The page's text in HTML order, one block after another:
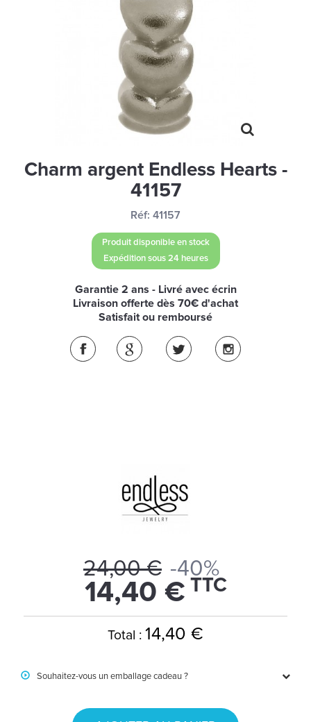
SWAROVSKI
BONNES AFFAIRES
CARTES CADEAUX
IDÉE CADEAUX
QUI SOMMES NOUS
Charm argent Endless Hearts -
41157
Réf: 41157
Produit disponible en stock
Expédition sous 24 heures
Garantie 2 ans - Livré avec écrin
Livraison offerte dès 70€ d'achat
Satisfait ou remboursé
24,00 € -40%
14,40 € TTC
Total : 14,40 €
Souhaitez-vous un emballage cadeau ?